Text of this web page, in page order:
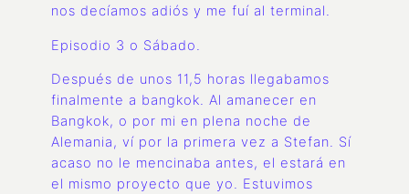
nos decíamos adiós y me fuí al terminal.
Episodio 3 o Sábado.
Después de unos 11,5 horas llegabamos
finalmente a bangkok. Al amanecer en
Bangkok, o por mi en plena noche de
Alemania, ví por la primera vez a Stefan. Sí
acaso no le mencinaba antes, el estará en
el mismo proyecto que yo. Estuvimos